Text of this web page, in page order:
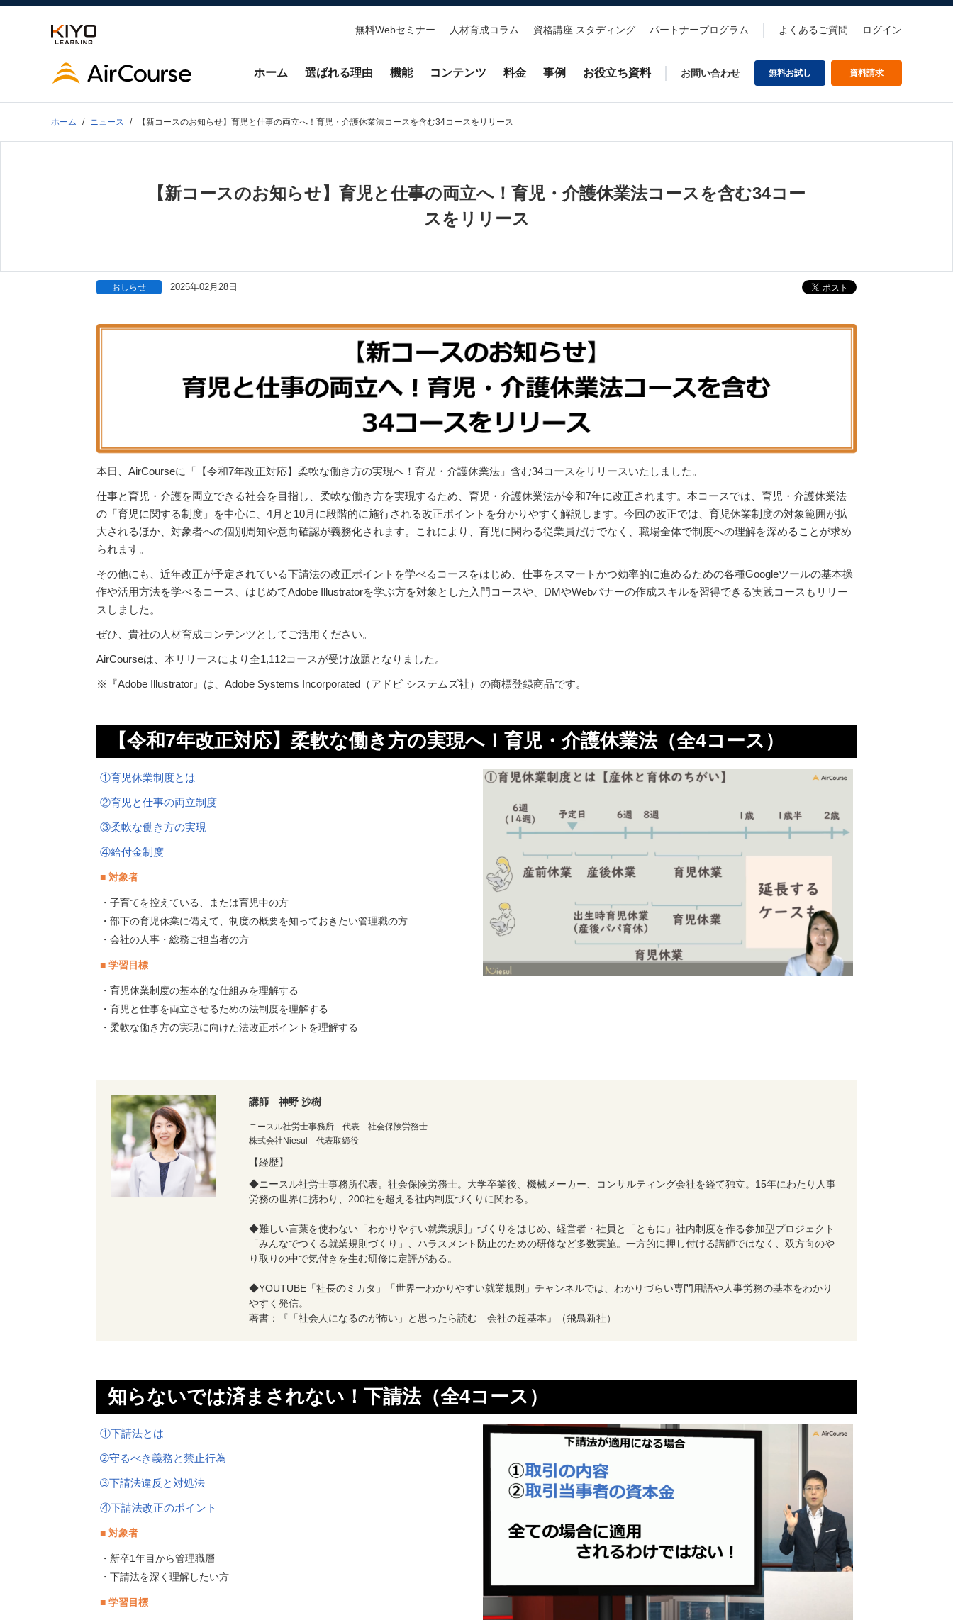
無料Webセミナー 人材育成コラム 資格講座 スタディング パートナープログラム よくあるご質問 ログイン
ホーム 選ばれる理由 機能 コンテンツ 料金 事例 お役立ち資料 お問い合わせ 無料お試し 資料請求
ホーム ニュース 【新コースのお知らせ】育児と仕事の両立へ！育児・介護休業法コースを含む34コースをリリース
【新コースのお知らせ】育児と仕事の両立へ！育児・介護休業法コースを含む34コー
スをリリース
おしらせ 2025年02月28日
本日、AirCourseに「【令和7年改正対応】柔軟な働き方の実現へ！育児・介護休業法」含む34コースをリリースいたしました。
仕事と育児・介護を両立できる社会を目指し、柔軟な働き方を実現するため、育児・介護休業法が令和7年に改正されます。本コースでは、育児・介護休業法
の「育児に関する制度」を中心に、4月と10月に段階的に施行される改正ポイントを分かりやすく解説します。今回の改正では、育児休業制度の対象範囲が拡
大されるほか、対象者への個別周知や意向確認が義務化されます。これにより、育児に関わる従業員だけでなく、職場全体で制度への理解を深めることが求め
られます。
その他にも、近年改正が予定されている下請法の改正ポイントを学べるコースをはじめ、仕事をスマートかつ効率的に進めるための各種Googleツールの基本操
作や活用方法を学べるコース、はじめてAdobe Illustratorを学ぶ方を対象とした入門コースや、DMやWebバナーの作成スキルを習得できる実践コースもリリー
スしました。
ぜひ、貴社の人材育成コンテンツとしてご活用ください。
AirCourseは、本リリースにより全1,112コースが受け放題となりました。
※『Adobe Illustrator』は、Adobe Systems Incorporated（アドビ システムズ社）の商標登録商品です。
【令和7年改正対応】柔軟な働き方の実現へ！育児・介護休業法（全4コース）
①育児休業制度とは
②育児と仕事の両立制度
③柔軟な働き方の実現
④給付金制度
■ 対象者
・子育てを控えている、または育児中の方
・部下の育児休業に備えて、制度の概要を知っておきたい管理職の方
・会社の人事・総務ご担当者の方
■ 学習目標
・育児休業制度の基本的な仕組みを理解する
・育児と仕事を両立させるための法制度を理解する
・柔軟な働き方の実現に向けた法改正ポイントを理解する
講師 神野 沙樹
ニースル社労士事務所 代表 社会保険労務士
株式会社Niesul 代表取締役
【経歴】
◆ニースル社労士事務所代表。社会保険労務士。大学卒業後、機械メーカー、コンサルティング会社を経て独立。15年にわたり人事
労務の世界に携わり、200社を超える社内制度づくりに関わる。
◆難しい言葉を使わない「わかりやすい就業規則」づくりをはじめ、経営者・社員と「ともに」社内制度を作る参加型プロジェクト
「みんなでつくる就業規則づくり」、ハラスメント防止のための研修など多数実施。一方的に押し付ける講師ではなく、双方向のや
り取りの中で気付きを生む研修に定評がある。
◆YOUTUBE「社長のミカタ」「世界一わかりやすい就業規則」チャンネルでは、わかりづらい専門用語や人事労務の基本をわかり
やすく発信。
著書：『「社会人になるのが怖い」と思ったら読む 会社の超基本』（飛鳥新社）
知らないでは済まされない！下請法（全4コース）
①下請法とは
➁守るべき義務と禁止行為
➂下請法違反と対処法
④下請法改正のポイント
■ 対象者
・新卒1年目から管理職層
・下請法を深く理解したい方
■ 学習目標